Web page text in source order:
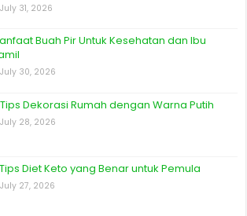
July 31, 2026
Buah Pir Untuk Kesehatan dan Ibu
July 30, 2026
Dekorasi Rumah dengan Warna Putih
July 28, 2026
Diet Keto yang Benar untuk Pemula
July 27, 2026